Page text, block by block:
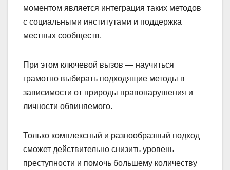
моментом является интеграция таких методов
с социальными институтами и поддержка
местных сообществ.
При этом ключевой вызов — научиться
грамотно выбирать подходящие методы в
зависимости от природы правонарушения и
личности обвиняемого.
Только комплексный и разнообразный подход
сможет действительно снизить уровень
преступности и помочь большему количеству